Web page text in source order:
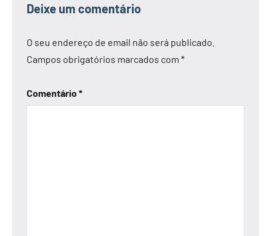
Deixe um comentário
O seu endereço de email não será publicado.
Campos obrigatórios marcados com *
Comentário*